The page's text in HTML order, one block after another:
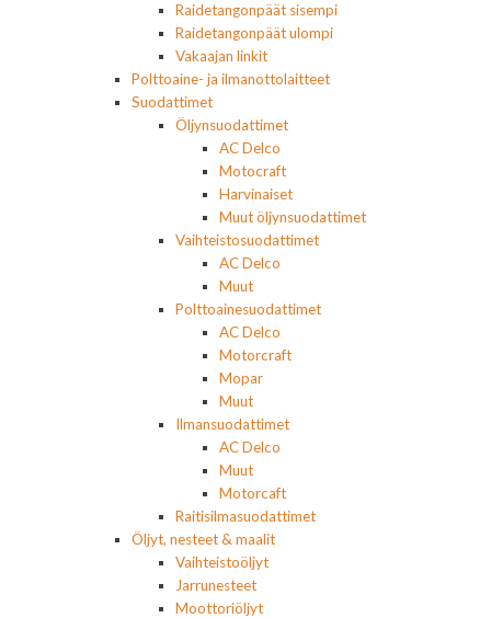
Raidetangonpäät sisempi
Raidetangonpäät ulompi
Vakaajan linkit
Polttoaine- ja ilmanottolaitteet
Suodattimet
Öljynsuodattimet
AC Delco
Motocraft
Harvinaiset
Muut öljynsuodattimet
Vaihteistosuodattimet
AC Delco
Muut
Polttoainesuodattimet
AC Delco
Motorcraft
Mopar
Muut
Ilmansuodattimet
AC Delco
Muut
Motorcaft
Raitisilmasuodattimet
Öljyt, nesteet & maalit
Vaihteistoöljyt
Jarrunesteet
Moottoriöljyt